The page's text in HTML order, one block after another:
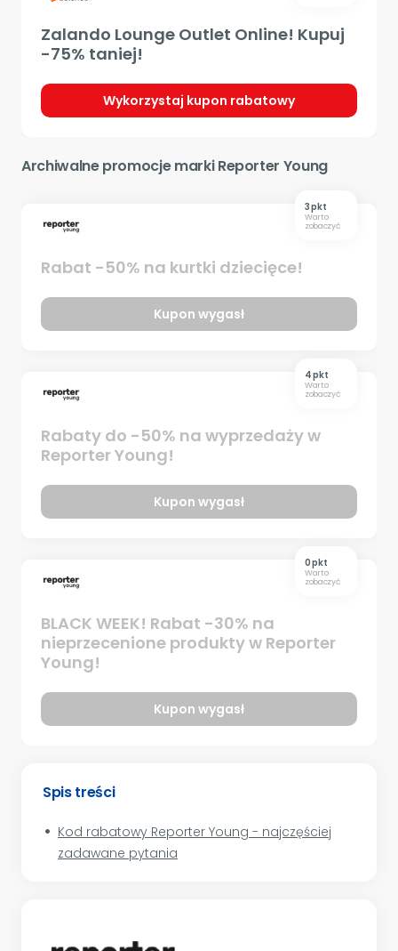
Zalando Lounge Outlet Online! Kupuj
-75% taniej!
Wykorzystaj kupon rabatowy
Archiwalne promocje marki Reporter Young
3 pkt
Warto
zobaczyć
Rabat -50% na kurtki dziecięce!
Kupon wygasł
4 pkt
Warto
zobaczyć
Rabaty do -50% na wyprzedaży w
Reporter Young!
Kupon wygasł
0 pkt
Warto
zobaczyć
BLACK WEEK! Rabat -30% na
nieprzecenione produkty w Reporter
Young!
Kupon wygasł
Spis treści
Kod rabatowy Reporter Young - najczęściej
zadawane pytania